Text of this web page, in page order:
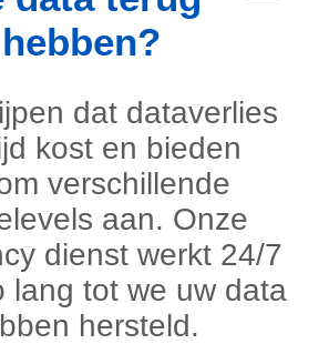
hebben?
dat dataverlies
kost en bieden
verschillende
aan. Onze
dienst werkt 24/7
lang tot we uw data
hersteld.